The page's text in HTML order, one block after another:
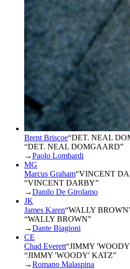
Brent Briscoe“DET. NEAL
“DET. NEAL DOMGAARD”
→Paolo Lombardi
MG
Marcus Graham“VINCENT
“VINCENT DARBY”
→Danilo De Girolamo
JK
James Karen“WALLY BROWN
“WALLY BROWN”
→Dante Biagioni
CE
Chad Everett“JIMMY
“JIMMY 'WOODY' KATZ”
→Romano Malaspina